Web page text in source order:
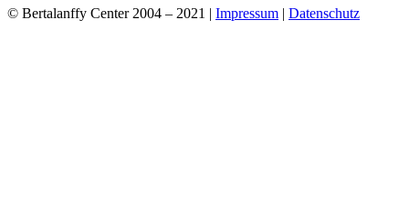
© Bertalanffy Center 2004 – 2021 | Impressum | Datenschutz